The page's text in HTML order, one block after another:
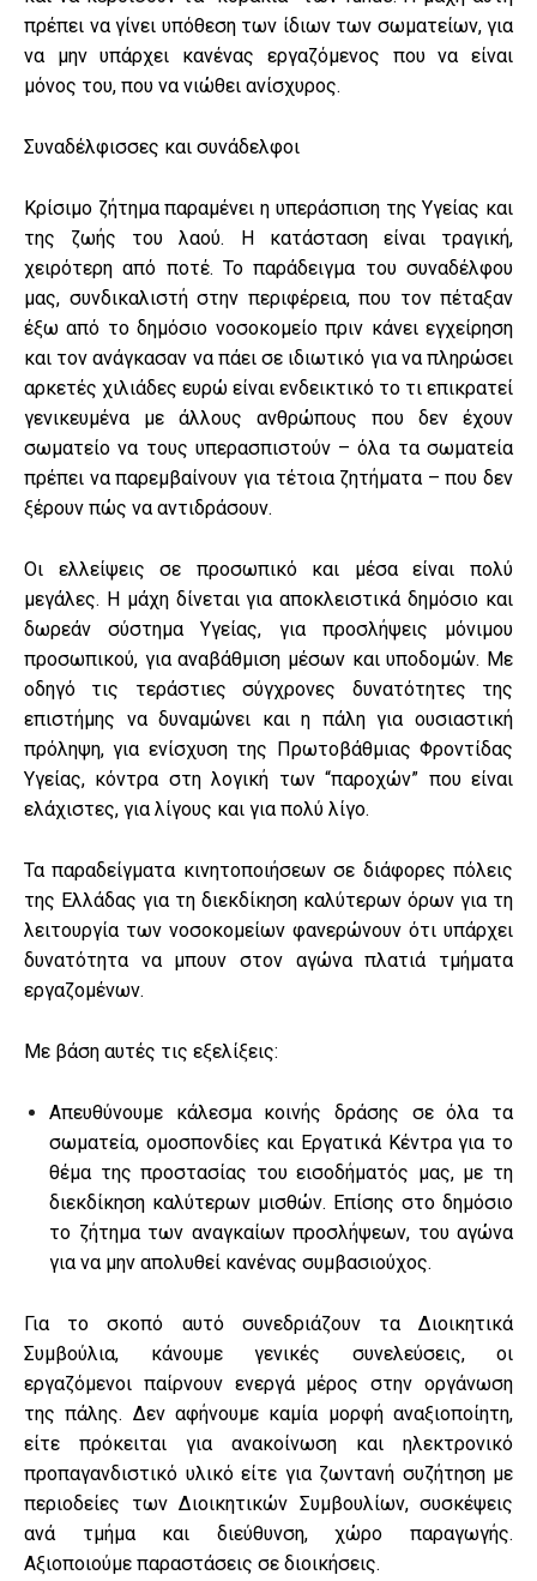
πρέπει να γίνει υπόθεση των ίδιων των σωματείων, για
να μην υπάρχει κανένας εργαζόμενος που να είναι
μόνος του, που να νιώθει ανίσχυρος.
Συναδέλφισσες και συνάδελφοι
Κρίσιμο ζήτημα παραμένει η υπεράσπιση της Υγείας και
της ζωής του λαού. Η κατάσταση είναι τραγική,
χειρότερη από ποτέ. Το παράδειγμα του συναδέλφου
μας, συνδικαλιστή στην περιφέρεια, που τον πέταξαν
έξω από το δημόσιο νοσοκομείο πριν κάνει εγχείρηση
και τον ανάγκασαν να πάει σε ιδιωτικό για να πληρώσει
αρκετές χιλιάδες ευρώ είναι ενδεικτικό το τι επικρατεί
γενικευμένα με άλλους ανθρώπους που δεν έχουν
σωματείο να τους υπερασπιστούν – όλα τα σωματεία
πρέπει να παρεμβαίνουν για τέτοια ζητήματα – που δεν
ξέρουν πώς να αντιδράσουν.
Οι ελλείψεις σε προσωπικό και μέσα είναι πολύ
μεγάλες. Η μάχη δίνεται για αποκλειστικά δημόσιο και
δωρεάν σύστημα Υγείας, για προσλήψεις μόνιμου
προσωπικού, για αναβάθμιση μέσων και υποδομών. Με
οδηγό τις τεράστιες σύγχρονες δυνατότητες της
επιστήμης να δυναμώνει και η πάλη για ουσιαστική
πρόληψη, για ενίσχυση της Πρωτοβάθμιας Φροντίδας
Υγείας, κόντρα στη λογική των “παροχών” που είναι
ελάχιστες, για λίγους και για πολύ λίγο.
Τα παραδείγματα κινητοποιήσεων σε διάφορες πόλεις
της Ελλάδας για τη διεκδίκηση καλύτερων όρων για τη
λειτουργία των νοσοκομείων φανερώνουν ότι υπάρχει
δυνατότητα να μπουν στον αγώνα πλατιά τμήματα
εργαζομένων.
Με βάση αυτές τις εξελίξεις:
Απευθύνουμε κάλεσμα κοινής δράσης σε όλα τα
σωματεία, ομοσπονδίες και Εργατικά Κέντρα για το
θέμα της προστασίας του εισοδήματός μας, με τη
διεκδίκηση καλύτερων μισθών. Επίσης στο δημόσιο
το ζήτημα των αναγκαίων προσλήψεων, του αγώνα
για να μην απολυθεί κανένας συμβασιούχος.
Για το σκοπό αυτό συνεδριάζουν τα Διοικητικά
Συμβούλια, κάνουμε γενικές συνελεύσεις, οι
εργαζόμενοι παίρνουν ενεργά μέρος στην οργάνωση
της πάλης. Δεν αφήνουμε καμία μορφή αναξιοποίητη,
είτε πρόκειται για ανακοίνωση και ηλεκτρονικό
προπαγανδιστικό υλικό είτε για ζωντανή συζήτηση με
περιοδείες των Διοικητικών Συμβουλίων, συσκέψεις
ανά τμήμα και διεύθυνση, χώρο παραγωγής.
Αξιοποιούμε παραστάσεις σε διοικήσεις.